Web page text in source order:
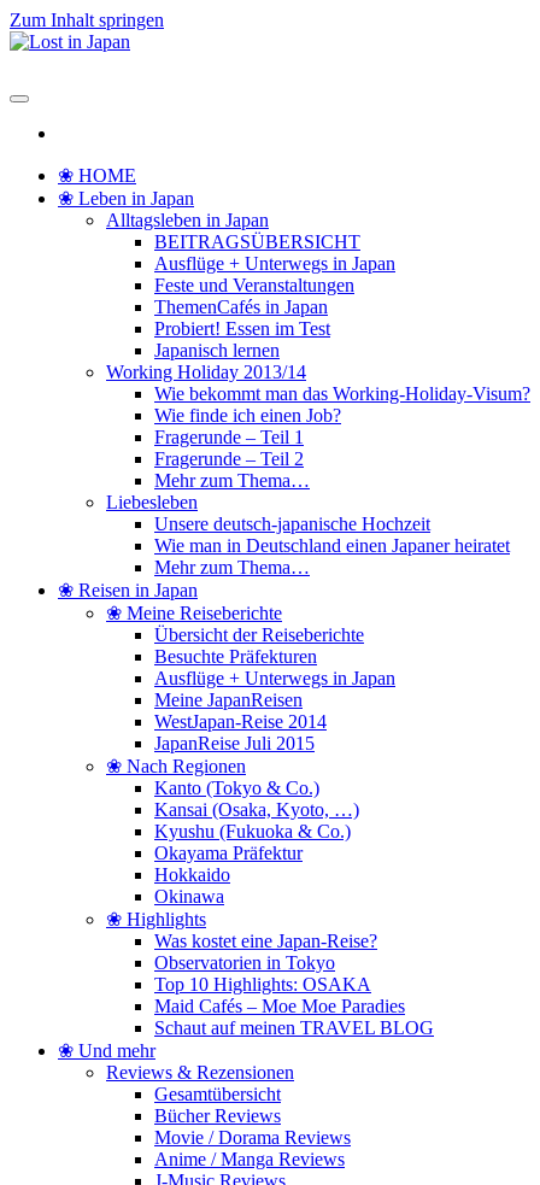
Zum Inhalt springen
❀ HOME
❀ Leben in Japan
Alltagsleben in Japan
BEITRAGSÜBERSICHT
Ausflüge + Unterwegs in Japan
Feste und Veranstaltungen
ThemenCafés in Japan
Probiert! Essen im Test
Japanisch lernen
Working Holiday 2013/14
Wie bekommt man das Working-Holiday-Visum?
Wie finde ich einen Job?
Fragerunde – Teil 1
Fragerunde – Teil 2
Mehr zum Thema…
Liebesleben
Unsere deutsch-japanische Hochzeit
Wie man in Deutschland einen Japaner heiratet
Mehr zum Thema…
❀ Reisen in Japan
❀ Meine Reiseberichte
Übersicht der Reiseberichte
Besuchte Präfekturen
Ausflüge + Unterwegs in Japan
Meine JapanReisen
WestJapan-Reise 2014
JapanReise Juli 2015
❀ Nach Regionen
Kanto (Tokyo & Co.)
Kansai (Osaka, Kyoto, …)
Kyushu (Fukuoka & Co.)
Okayama Präfektur
Hokkaido
Okinawa
❀ Highlights
Was kostet eine Japan-Reise?
Observatorien in Tokyo
Top 10 Highlights: OSAKA
Maid Cafés – Moe Moe Paradies
Schaut auf meinen TRAVEL BLOG
❀ Und mehr
Reviews & Rezensionen
Gesamtübersicht
Bücher Reviews
Movie / Dorama Reviews
Anime / Manga Reviews
J-Music Reviews